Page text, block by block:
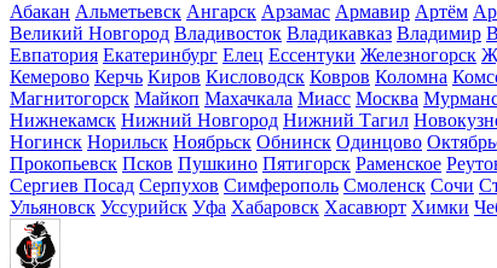
Абакан Альметьевск Ангарск Арзамас Армавир Артём
Великий Новгород Владивосток Владикавказ Владимир
Евпатория Екатеринбург Елец Ессентуки Железногорск
Кемерово Керчь Киров Кисловодск Ковров Коломна
Магнитогорск Майкоп Махачкала Миасс Москва
Нижнекамск Нижний Новгород Нижний Тагил
Ногинск Норильск Ноябрьск Обнинск Одинцово
Прокопьевск Псков Пушкино Пятигорск Раменское
Сергиев Посад Серпухов Симферополь Смоленск Сочи
Ульяновск Уссурийск Уфа Хабаровск Хасавюрт Химки